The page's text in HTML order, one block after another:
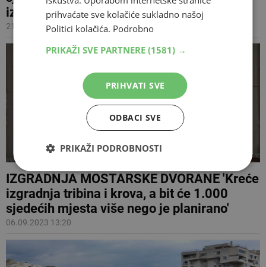
izgradnja
21.09.2023 10:45
IZGRADNJA MOSTARSKE DVORANE 'Kreće
izgradnja tribina i krova, a bit će 1.000
sjedećih mjesta više nego je planirano'
06.09.2023 13:20
prihvaćate sve kolačiće sukladno našoj
Politici kolačića. Podrobno
PRIKAŽI SVE PARTNERE (1581) →
PRIHVATI SVE
ODBACI SVE
PRIKAŽI PODROBNOSTI